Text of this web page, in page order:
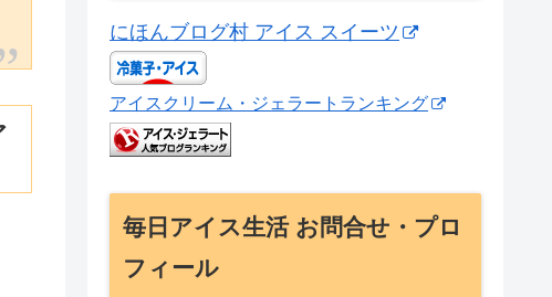
にほんブログ村 アイス スイーツ
アイスクリーム・ジェラートランキング
毎日アイス生活 お問合せ・プロ
フィール